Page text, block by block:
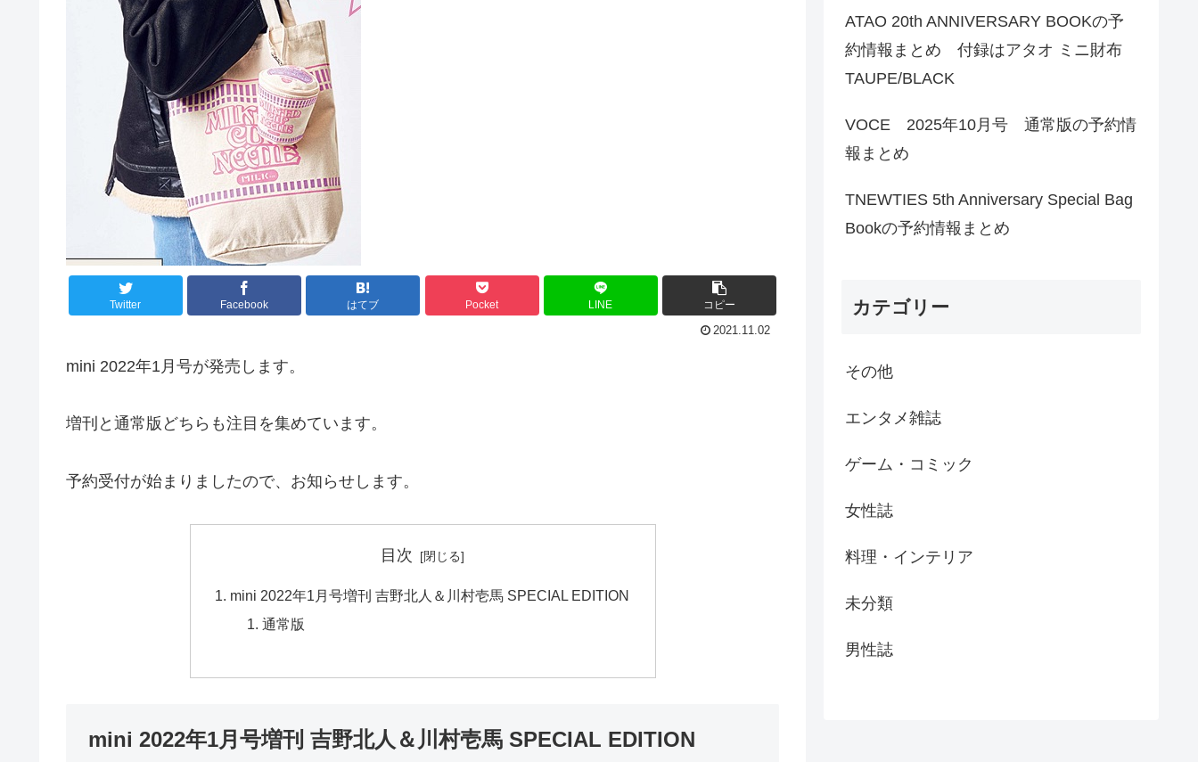
Twitter Facebook はてブ Pocket LINE コピー
2021.11.02
mini 2022年1月号が発売します。
増刊と通常版どちらも注目を集めています。
予約受付が始まりましたので、お知らせします。
目次
mini 2022年1月号増刊 吉野北人＆川村壱馬 SPECIAL EDITION
通常版
mini 2022年1月号増刊 吉野北人＆川村壱馬 SPECIAL EDITION
ATAO 20th ANNIVERSARY BOOKの予
約情報まとめ 付録はアタオ ミニ財布
TAUPE/BLACK
VOCE 2025年10月号 通常版の予約情
報まとめ
TNEWTIES 5th Anniversary Special Bag
Bookの予約情報まとめ
カテゴリー
その他
エンタメ雑誌
ゲーム・コミック
女性誌
料理・インテリア
未分類
男性誌